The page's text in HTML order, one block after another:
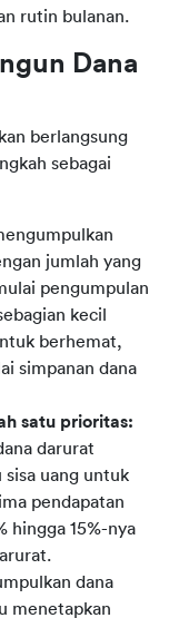
rutin bulanan.
Dana
berlangsung
sebagai
jumlah yang
pengumpulan
kecil
berhemat,
simpanan dana
satu prioritas:
darurat
uang untuk
pendapatan
hingga 15%-nya
dana
menetapkan